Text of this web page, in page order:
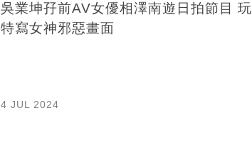
吳業坤孖前AV女優相澤南遊日拍節目
特寫女神邪惡畫面
4 JUL 2024